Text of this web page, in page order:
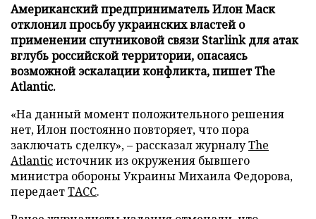
Американский предприниматель Илон Маск
отклонил просьбу украинских властей о
применении спутниковой связи Starlink для атак
вглубь российской территории, опасаясь
возможной эскалации конфликта, пишет The
Atlantic.
«На данный момент положительного решения
нет, Илон постоянно повторяет, что пора
заключать сделку», – рассказал журналуThe
Atlanticисточник из окружения бывшего
министра обороны Украины Михаила Федорова,
передаетТАСС.